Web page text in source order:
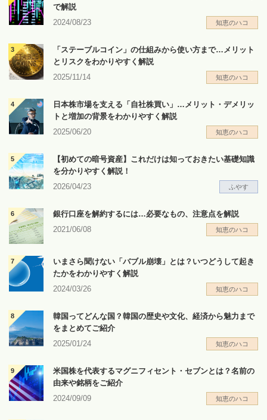
で解説
2024/08/23
知恵のハコ
「ステーブルコイン」の仕組みから使い方まで…メリット
とリスクをわかりやすく解説
2025/11/14
知恵のハコ
日本株市場を支える「自社株買い」…メリット・デメリッ
トと増加の背景をわかりやすく解説
2025/06/20
知恵のハコ
【初めての暗号資産】これだけは知っておきたい基礎知識
を分かりやすく解説！
2026/04/23
ふやす
銀行口座を解約するには…必要なもの、注意点を解説
2021/06/08
知恵のハコ
いまさら聞けない「バブル崩壊」とは？いつどうして起き
たかをわかりやすく解説
2024/03/26
知恵のハコ
韓国ってどんな国？韓国の歴史や文化、経済から魅力まで
をまとめてご紹介
2025/01/24
知恵のハコ
米国株を代表するマグニフィセント・セブンとは？名前の
由来や銘柄をご紹介
2024/09/09
知恵のハコ